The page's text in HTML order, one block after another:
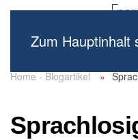
Zum Hauptinhalt
Home - Blogartikel